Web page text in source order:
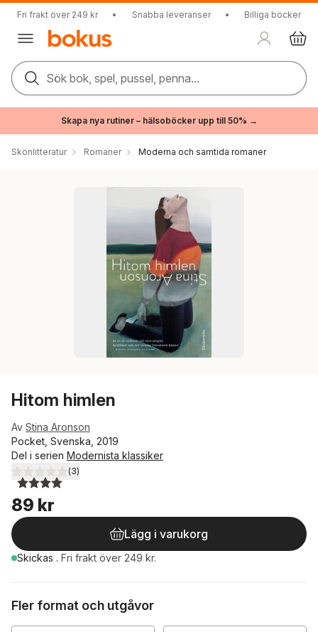
Fri frakt över 249 kr • Snabba leveranser • Billiga böcker
Sök bok, spel, pussel, penna...
Skapa nya rutiner – hälsoböcker upp till 50% →
Skönlitteratur Romaner Moderna och samtida romaner
Hitom himlen
Av Stina Aronson
Pocket, Svenska, 2019
Del i serien Modernista klassiker
4,0utav 5 stjärnor. Totalt antal röster:
(3)
89 kr
Lägg i varukorg
Skickas . Fri frakt över 249 kr.
Fler format och utgåvor